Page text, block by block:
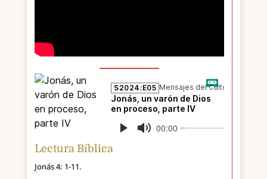
Lectura Bíblica
Jonás 4: 1-11.